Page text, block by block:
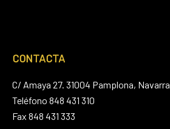
CONTACTA
C/ Amaya 27. 31004 Pamplona, Navarra
Teléfono 848 431 310
Fax 848 431 333